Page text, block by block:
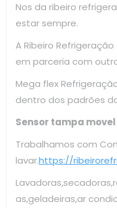
Nos da ribeiro
estar sempre.
A Ribeiro
em parceria com
Mega flex
dentro dos padrões
Sensor tampa
Trabalhamos com
lavar.https://
as,geladeiras,ar